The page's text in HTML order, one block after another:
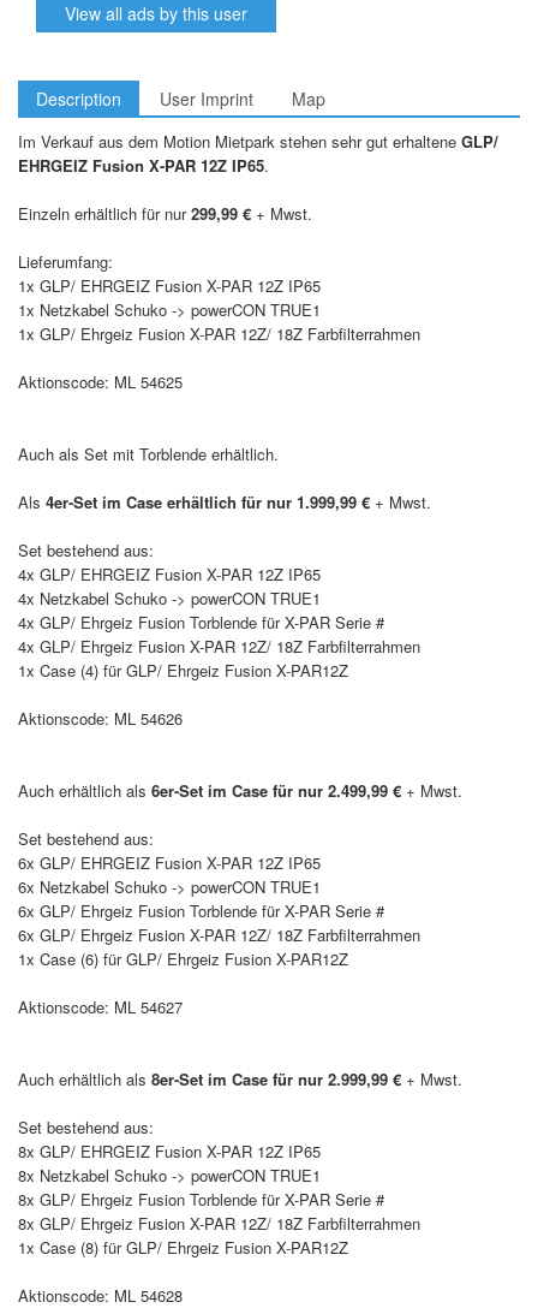
View all ads by this user
Description User Imprint Map
Im Verkauf aus dem Motion Mietpark stehen sehr gut erhaltene GLP/
EHRGEIZ Fusion X-PAR 12Z IP65.
Einzeln erhältlich für nur299,99 € + Mwst.
Lieferumfang:
1x GLP/ EHRGEIZ Fusion X-PAR 12Z IP65
1x Netzkabel Schuko -> powerCON TRUE1
1x GLP/ Ehrgeiz Fusion X-PAR 12Z/ 18Z Farbfilterrahmen
Aktionscode: ML 54625
Auch als Set mit Torblende erhältlich.
Als 4er-Set im Case erhältlich für nur 1.999,99 € + Mwst.
Set bestehend aus:
4x GLP/ EHRGEIZ Fusion X-PAR 12Z IP65
4x Netzkabel Schuko -> powerCON TRUE1
4x GLP/ Ehrgeiz Fusion Torblende für X-PAR Serie #
4x GLP/ Ehrgeiz Fusion X-PAR 12Z/ 18Z Farbfilterrahmen
1x Case (4) für GLP/ Ehrgeiz Fusion X-PAR12Z
Aktionscode: ML 54626
Auch erhältlich als 6er-Set im Case für nur 2.499,99 € + Mwst.
Set bestehend aus:
6x GLP/ EHRGEIZ Fusion X-PAR 12Z IP65
6x Netzkabel Schuko -> powerCON TRUE1
6x GLP/ Ehrgeiz Fusion Torblende für X-PAR Serie #
6x GLP/ Ehrgeiz Fusion X-PAR 12Z/ 18Z Farbfilterrahmen
1x Case (6) für GLP/ Ehrgeiz Fusion X-PAR12Z
Aktionscode: ML 54627
Auch erhältlich als 8er-Set im Case für nur 2.999,99 € + Mwst.
Set bestehend aus:
8x GLP/ EHRGEIZ Fusion X-PAR 12Z IP65
8x Netzkabel Schuko -> powerCON TRUE1
8x GLP/ Ehrgeiz Fusion Torblende für X-PAR Serie #
8x GLP/ Ehrgeiz Fusion X-PAR 12Z/ 18Z Farbfilterrahmen
1x Case (8) für GLP/ Ehrgeiz Fusion X-PAR12Z
Aktionscode: ML 54628